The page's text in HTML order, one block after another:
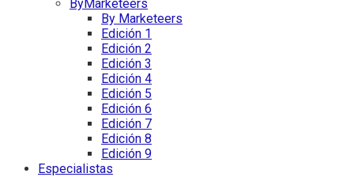
ByMarketeers
By Marketeers
Edición 1
Edición 2
Edición 3
Edición 4
Edición 5
Edición 6
Edición 7
Edición 8
Edición 9
Especialistas